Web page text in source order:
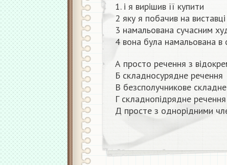
1. і я вирішив її купити
2 яку я побачив на виставці
3 намальована сучасним
4 вона була намальована в
А просто речення з
Б складносурядне речення
В безсполучникове
Г складнопідрядне речення
Д просте з однорідними